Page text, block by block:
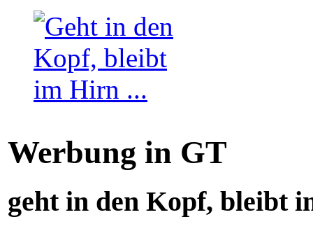
Werbung in GT
geht in den Kopf, bleibt